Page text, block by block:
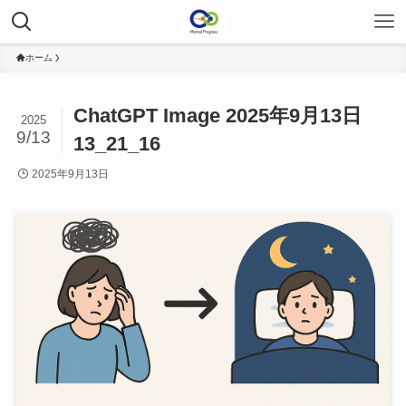
ホーム
ChatGPT Image 2025年9月13日
13_21_16
2025
9/13
2025年9月13日